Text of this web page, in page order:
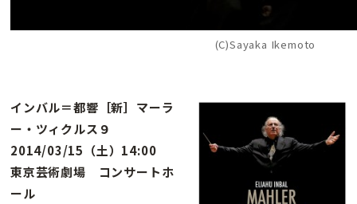
(C)Sayaka Ikemoto
インバル＝都響［新］マーラ
ー・ツィクルス９
2014/03/15（土）14:00
東京芸術劇場 コンサートホ
ール